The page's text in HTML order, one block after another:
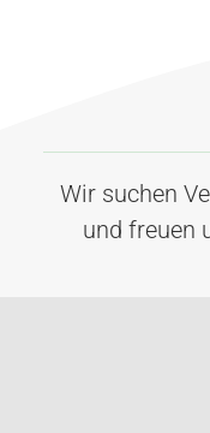
Wir suchen
und freuen